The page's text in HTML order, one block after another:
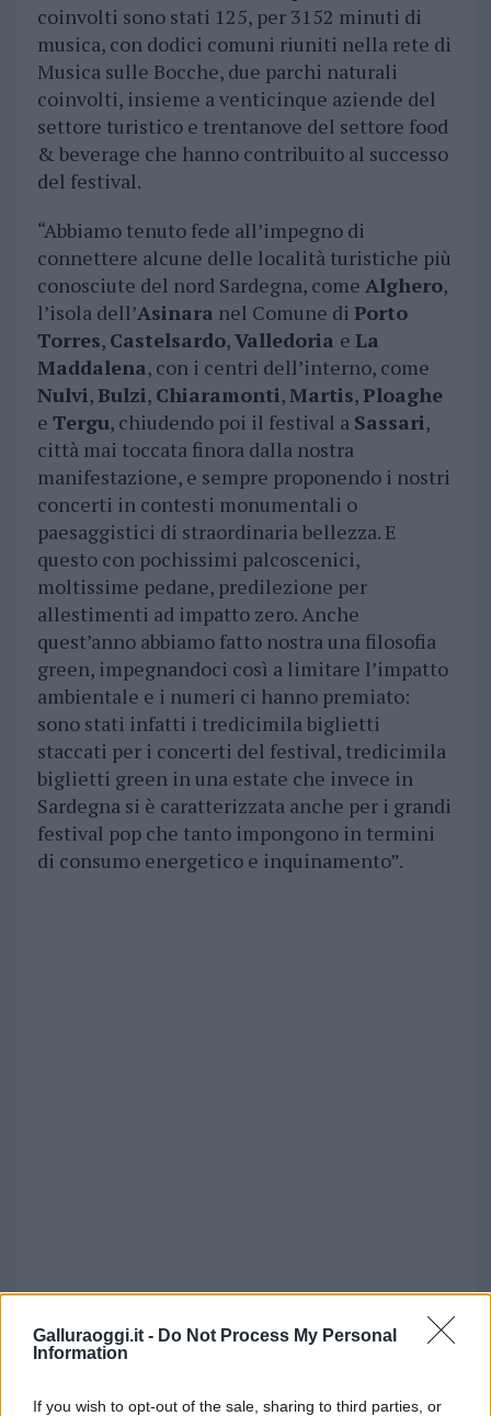
Galluraoggi.it - Do Not Process My Personal
Information
If you wish to opt-out of the sale, sharing to third parties, or
coinvolti sono stati 125, per 3152 minuti di
musica, con dodici comuni riuniti nella rete di
Musica sulle Bocche, due parchi naturali
coinvolti, insieme a venticinque aziende del
settore turistico e trentanove del settore food
& beverage che hanno contribuito al successo
del festival.
“Abbiamo tenuto fede all’impegno di
connettere alcune delle località turistiche più
conosciute del nord Sardegna, come Alghero,
l’isola dell’Asinara nel Comune di Porto
Torres, Castelsardo,Valledoria e La
Maddalena, con i centri dell’interno, come
Nulvi,Bulzi, Chiaramonti,Martis,Ploaghe
e Tergu, chiudendo poi il festival a Sassari,
città mai toccata finora dalla nostra
manifestazione, e sempre proponendo i nostri
concerti in contesti monumentali o
paesaggistici di straordinaria bellezza. E
questo con pochissimi palcoscenici,
moltissime pedane, predilezione per
allestimenti ad impatto zero. Anche
quest’anno abbiamo fatto nostra una filosofia
green, impegnandoci così a limitare l’impatto
ambientale e i numeri ci hanno premiato:
sono stati infatti i tredicimila biglietti
staccati per i concerti del festival, tredicimila
biglietti green in una estate che invece in
Sardegna si è caratterizzata anche per i grandi
festival pop che tanto impongono in termini
di consumo energetico e inquinamento”.